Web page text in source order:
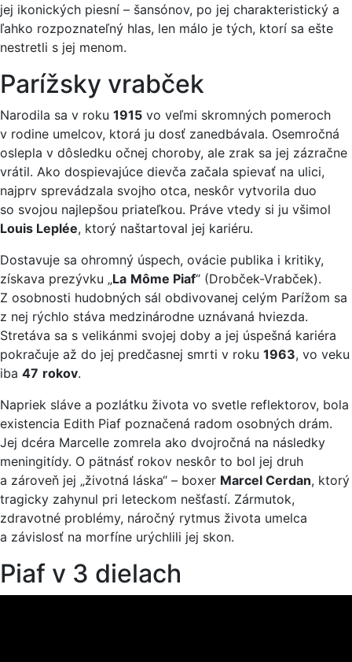
jej ikonických piesní – šansónov, po jej charakteristický a
ľahko rozpoznateľný hlas, len málo je tých, ktorí sa ešte
nestretli s jej menom.
Parížsky vrabček
Narodila sa v roku 1915 vo veľmi skromných pomeroch
v rodine umelcov, ktorá ju dosť zanedbávala. Osemročná
oslepla v dôsledku očnej choroby, ale zrak sa jej zázračne
vrátil. Ako dospievajúce dievča začala spievať na ulici,
najprv sprevádzala svojho otca, neskôr vytvorila duo
so svojou najlepšou priateľkou. Práve vtedy si ju všimol
Louis Leplée, ktorý naštartoval jej kariéru.
Dostavuje sa ohromný úspech, ovácie publika i kritiky,
získava prezývku „La Môme Piaf“ (Drobček-Vrabček).
Z osobnosti hudobných sál obdivovanej celým Parížom sa
z nej rýchlo stáva medzinárodne uznávaná hviezda.
Stretáva sa s velikánmi svojej doby a jej úspešná kariéra
pokračuje až do jej predčasnej smrti v roku 1963, vo veku
iba 47 rokov.
Napriek sláve a pozlátku života vo svetle reflektorov, bola
existencia Edith Piaf poznačená radom osobných drám.
Jej dcéra Marcelle zomrela ako dvojročná na následky
meningitídy. O pätnásť rokov neskôr to bol jej druh
a zároveň jej „životná láska“ – boxer Marcel Cerdan, ktorý
tragicky zahynul pri leteckom nešťastí. Zármutok,
zdravotné problémy, náročný rytmus života umelca
a závislosť na morfíne urýchlili jej skon.
Piaf v 3 dielach